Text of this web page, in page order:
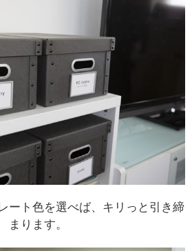
ート色を選べば、キリっと引き締
まります。